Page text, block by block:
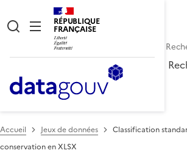
RÉPUBLIQUE
FRANÇAISE
Accueil Jeux de données
Classification
conservation en XLSX